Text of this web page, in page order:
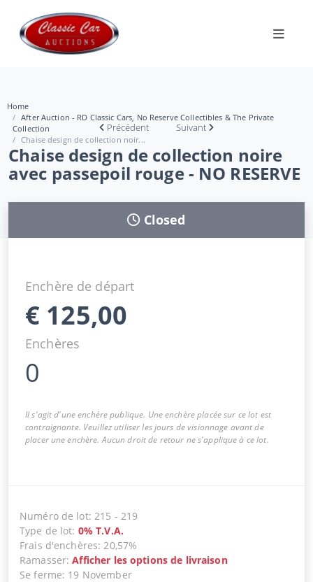
Home
After Auction - RD Classic Cars, No Reserve Collectibles & The Private
Collection
Chaise design de collection noir...
Précédent Suivant
Chaise design de collection noire
avec passepoil rouge - NO RESERVE
Closed
Enchère de départ
€ 125,00
Enchères
0
Il s'agit d'une enchère publique. Une enchère placée sur ce lot est
contraignante. Veuillez utiliser les jours de visionnage avant de
placer une enchère. Aucun droit de retour ne s'applique à ce lot.
Numéro de lot:215 - 219
Type de lot: 0% T.V.A.
Frais d'enchères:20,57%
Ramasser:Afficher les options de livraison
Se ferme: 19 November